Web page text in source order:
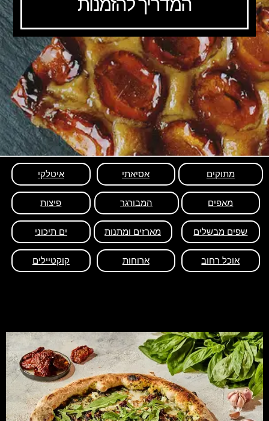
המדריך להזמנות
מתוקים אסיאתי איטלקי
מאפים המבורגר פיצות
שפים מבשלים מארזים ומתנות ים תיכוני
אוכל רחוב ארוחות קוקטיילים